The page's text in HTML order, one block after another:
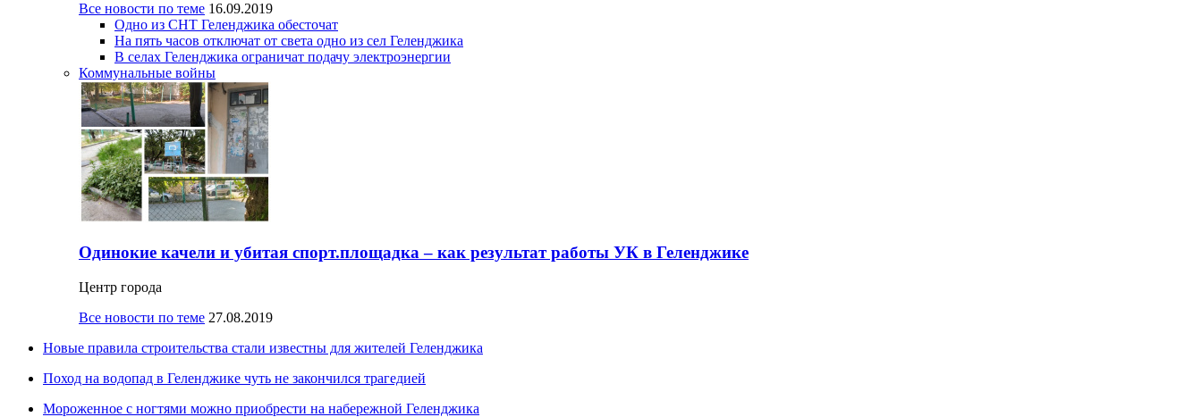
Все новости по теме 16.09.2019
Одно из СНТ Геленджика обесточат
На пять часов отключат от света одно из сел Геленджика
В селах Геленджика ограничат подачу электроэнергии
Коммунальные войны
Одинокие качели и убитая спорт.площадка – как результат работы УК в Геленджике
Центр города
Все новости по теме 27.08.2019
Новые правила строительства стали известны для жителей Геленджика
Поход на водопад в Геленджике чуть не закончился трагедией
Мороженное с ногтями можно приобрести на набережной Геленджика